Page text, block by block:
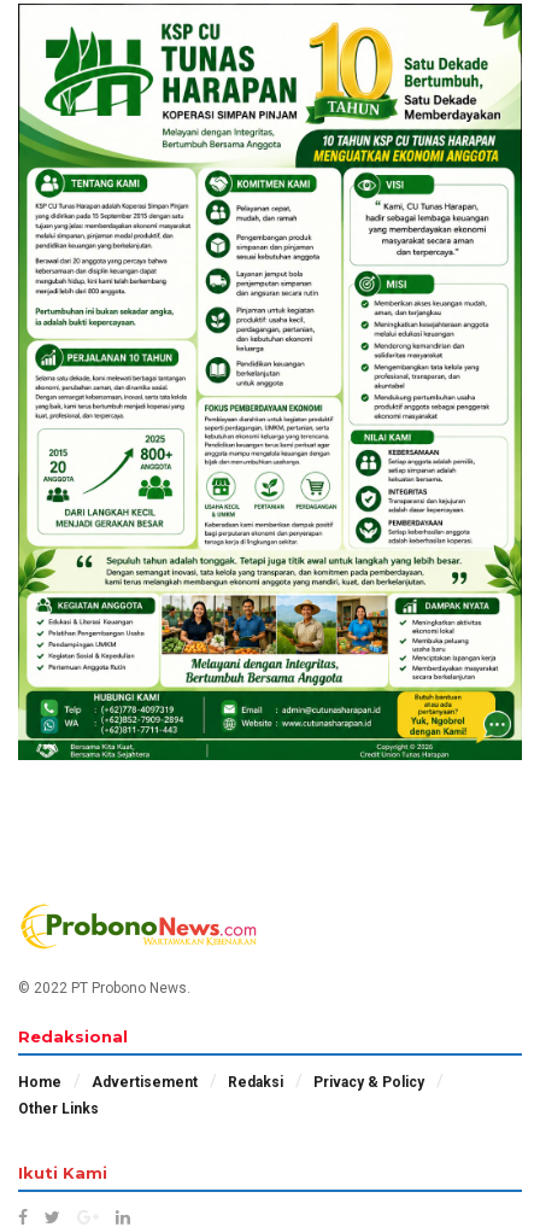
© 2022 PT Probono News.
Redaksional
Home Advertisement Redaksi
Privacy & Policy
Other Links
Ikuti Kami